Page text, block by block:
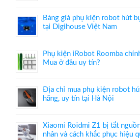
Bảng giá phụ kiện robot hút
tại Digihouse Việt Nam
Phụ kiện iRobot Roomba
Mua ở đâu uy tín?
Địa chỉ mua phụ kiện robot
hãng, uy tín tại Hà Nội
Xiaomi Roidmi Z1 bị tắt
nhân và cách khắc phục hiệu